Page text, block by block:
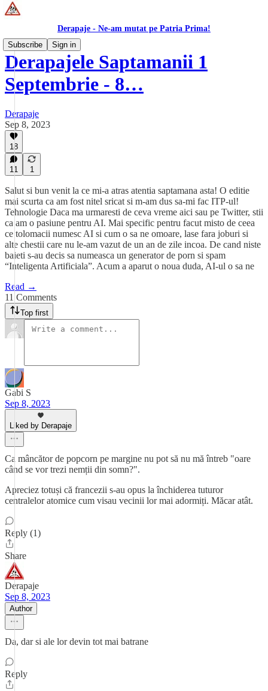
Derapaje - Ne-am mutat pe Patria Prima!
Subscribe
Sign in
Derapajele Saptamanii 1
Septembrie - 8…
Derapaje
Sep 8, 2023
18
11 1
Salut si bun venit la ce mi-a atras atentia saptamana asta! O editie
mai scurta ca am fost nitel sricat si m-am dus sa-mi fac ITP-ul!
Tehnologie Daca ma urmaresti de ceva vreme aici sau pe Twitter, stii
ca am o pasiune pentru AI. Mai specific pentru facut misto de ceea
ce tolomacii numesc AI si cum o sa ne omoare, lase fara joburi si
alte chestii care nu le-am vazut de un an de zile incoa. De cand niste
baieti s-au decis sa numeasca un generator de porn si spam
“Inteligenta Artificiala”. Acum a aparut o noua duda, AI-ul o sa ne
Read →
11 Comments
Top first
Gabi S
Sep 8, 2023
Liked by Derapaje
Ca mâncător de popcorn pe margine nu pot să nu mă întreb "oare
când se vor trezi nemții din somn?".
Apreciez totuși că francezii s-au opus la închiderea tuturor
centralelor atomice cum visau vecinii lor mai adormiți. Măcar atât.
Reply (1)
Share
Derapaje
Sep 8, 2023
Author
Da, dar si ale lor devin tot mai batrane
Reply